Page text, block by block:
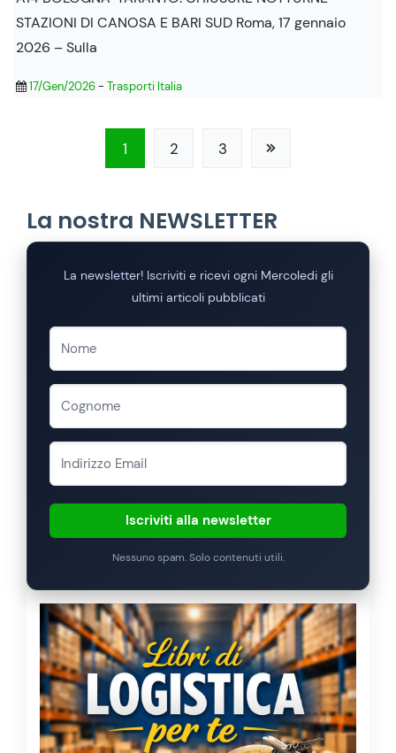
STAZIONI DI CANOSA E BARI SUD Roma, 17 gennaio
2026 – Sulla
17/Gen/2026- Trasporti Italia
1 2 3
La nostra NEWSLETTER
La newsletter! Iscriviti e ricevi ogni Mercoledi gli
ultimi articoli pubblicati
Iscriviti alla newsletter
Nessuno spam. Solo contenuti utili.